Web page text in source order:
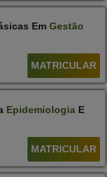
Em Gestão
MATRICULAR
EpidemiologiaE
MATRICULAR